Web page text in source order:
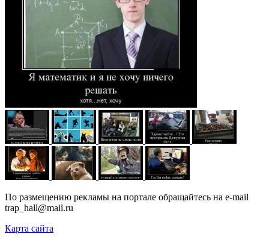
По размещению рекламы на портале обращайтесь на e-mail
trap_hall@mail.ru
Карта сайта